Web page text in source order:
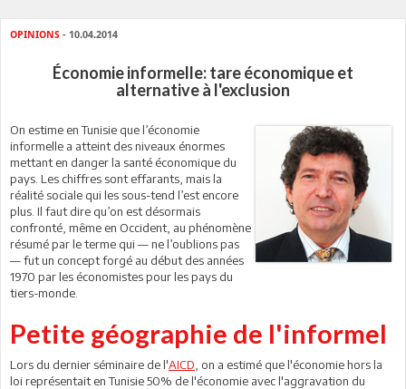
OPINIONS - 10.04.2014
Économie informelle: tare économique et
alternative à l'exclusion
On estime en Tunisie que l’économie
informelle a atteint des niveaux énormes
mettant en danger la santé économique du
pays. Les chiffres sont effarants, mais la
réalité sociale qui les sous-tend l’est encore
plus. Il faut dire qu’on est désormais
confronté, même en Occident, au phénomène
résumé par le terme qui — ne l’oublions pas
— fut un concept forgé au début des années
1970 par les économistes pour les pays du
tiers-monde.
Petite géographie de l'informel
Lors du dernier séminaire de l'AICD , on a estimé que l'économie hors la
loi représentait en Tunisie 50% de l'économie avec l'aggravation du